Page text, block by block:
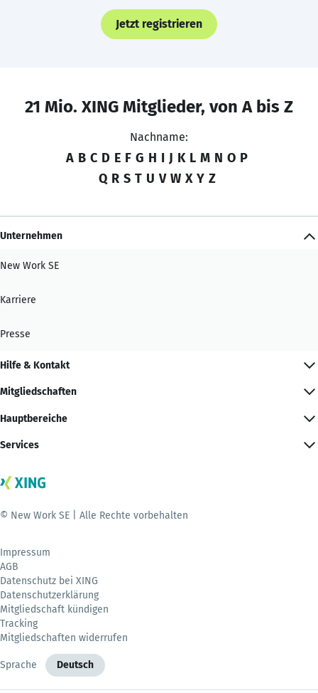
Jetzt registrieren
21 Mio. XING Mitglieder, von A bis Z
Nachname:
A B C D E F G H I J K L M N O P
Q R S T U V W X Y Z
Unternehmen
New Work SE
Karriere
Presse
Hilfe & Kontakt
Mitgliedschaften
Hauptbereiche
Services
© New Work SE | Alle Rechte vorbehalten
Impressum
AGB
Datenschutz bei XING
Datenschutzerklärung
Mitgliedschaft kündigen
Tracking
Mitgliedschaften widerrufen
Sprache Deutsch